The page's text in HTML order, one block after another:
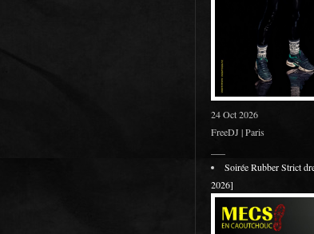
24 Oct 2026
FreeDJ | Paris
Soirée Rubber Strict
2026]